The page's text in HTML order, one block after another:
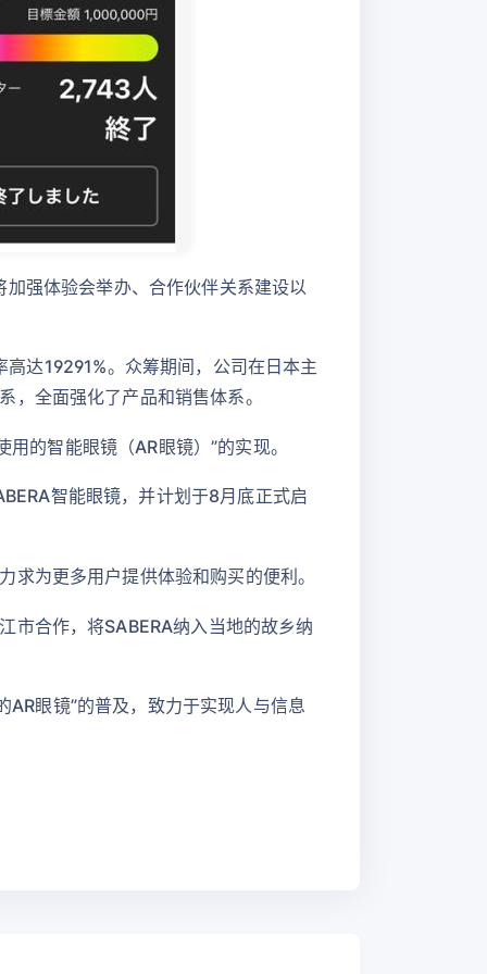
强体验会举办、合作伙伴关系建设以
达19291%。众筹期间，公司在日本主
全面强化了产品和销售体系。
的智能眼镜（AR眼镜）”的实现。
智能眼镜，并计划于8月底正式启
为更多用户提供体验和购买的便利。
市合作，将SABERA纳入当地的故乡纳
眼镜”的普及，致力于实现人与信息